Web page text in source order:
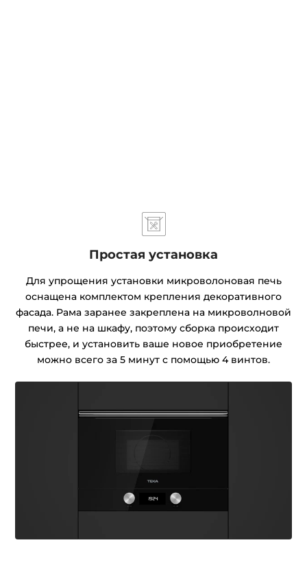
Простая установка
Для упрощения установки микроволоновая печь
оснащена комплектом крепления декоративного
фасада. Рама заранее закреплена на микроволновой
печи, а не на шкафу, поэтому сборка происходит
быстрее, и установить ваше новое приобретение
можно всего за 5 минут с помощью 4 винтов.